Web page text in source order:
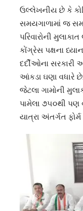
ઉલ્લેખનીય છે કે
સમયગાળામાં જ
પરિવારોની
કોંગ્રેસ પક્ષના
દર્દીઓના સરકારી
આંકડા ઘણા વધારે
જેટલા ગામોની
પામેલા ૭૫૦થી પણ
યાત્રા અંતર્ગત